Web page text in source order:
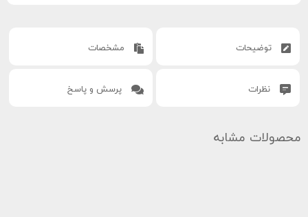
توضیحات مشخصات
نظرات پرسش و پاسخ
محصولات مشابه